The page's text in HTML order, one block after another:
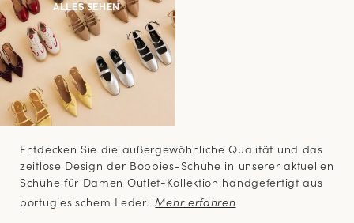
ALLES SEHEN
Entdecken Sie die außergewöhnliche Qualität und das
zeitlose Design der Bobbies-Schuhe in unserer aktuellen
Schuhe für Damen Outlet-Kollektion handgefertigt aus
portugiesischem Leder.